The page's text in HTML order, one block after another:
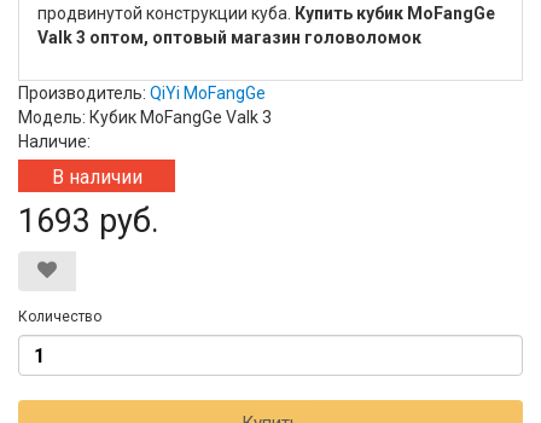
продвинутой конструкции куба.
Купить кубик MoFangGe
Valk 3 оптом, оптовый магазин головоломок
Производитель: QiYi MoFangGe
Модель: Кубик MoFangGe Valk 3
Наличие:
В наличии
1693 руб.
Количество